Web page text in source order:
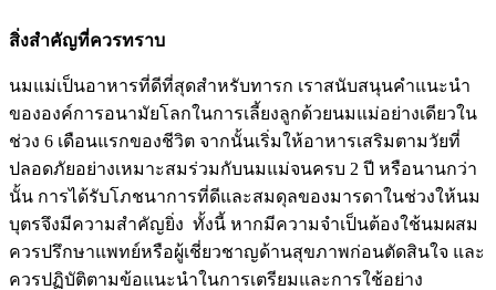
สิ่งสำคัญที่ควรทราบ
นมแม่เป็นอาหารที่ดีที่สุดสำหรับทารก เราสนับสนุนคำแนะนำ
ขององค์การอนามัยโลกในการเลี้ยงลูกด้วยนมแม่อย่างเดียวใน
ช่วง 6 เดือนแรกของชีวิต จากนั้นเริ่มให้อาหารเสริมตามวัยที่
ปลอดภัยอย่างเหมาะสมร่วมกับนมแม่จนครบ 2 ปี หรือนานกว่า
นั้น การได้รับโภชนาการที่ดีและสมดุลของมารดาในช่วงให้นม
บุตรจึงมีความสำคัญยิ่ง ทั้งนี้ หากมีความจำเป็นต้องใช้นมผสม
ควรปรึกษาแพทย์หรือผู้เชี่ยวชาญด้านสุขภาพก่อนตัดสินใจ และ
ควรปฏิบัติตามข้อแนะนำในการเตรียมและการใช้อย่าง